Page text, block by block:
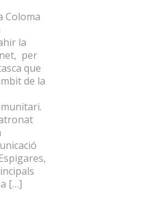
Coloma
la
per
que
de la
[…]